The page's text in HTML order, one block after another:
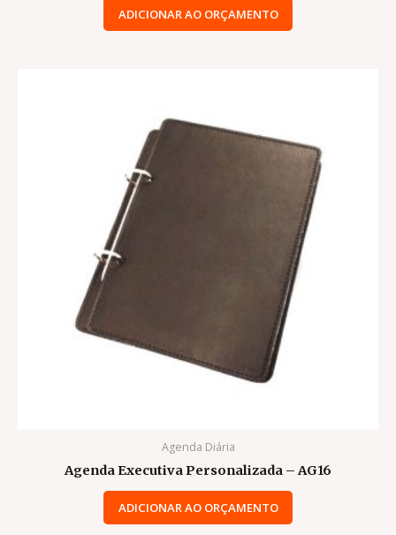
ADICIONAR AO ORÇAMENTO
Agenda Diária
Agenda Executiva Personalizada – AG16
ADICIONAR AO ORÇAMENTO